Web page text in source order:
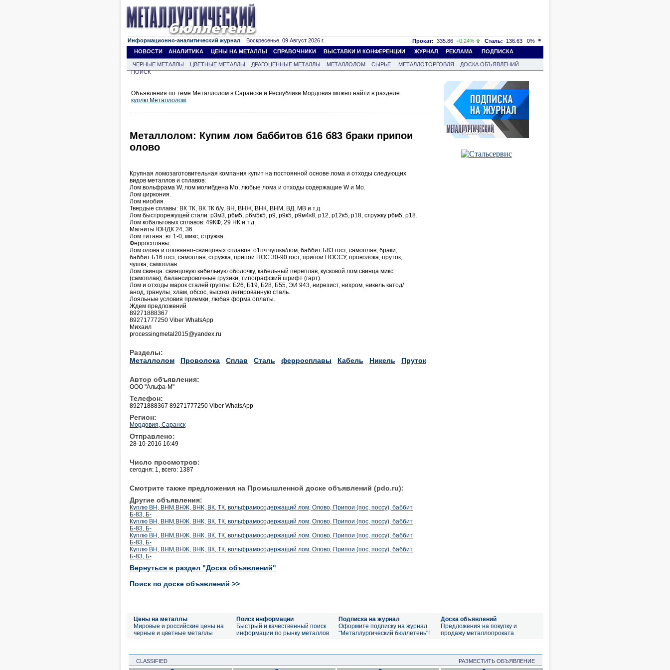
Информационно-аналитический журнал Воскресенье, 09 Август 2026 г. Прокат: 335.86 +0.24% Сталь: 136.63
0%
НОВОСТИ
АНАЛИТИКА ЦЕНЫ НА МЕТАЛЛЫ СПРАВОЧНИКИ ВЫСТАВКИ И КОНФЕРЕНЦИИ ЖУРНАЛ РЕКЛАМА ПОДПИСКА
ЧЕРНЫЕ МЕТАЛЛЫ ЦВЕТНЫЕ МЕТАЛЛЫ ДРАГОЦЕННЫЕ МЕТАЛЛЫ МЕТАЛЛОЛОМ СЫРЬЕ МЕТАЛЛОТОРГОВЛЯ
ДОСКА ОБЪЯВЛЕНИЙ
ПОИСК
Объявления по теме Металлолом в Саранске и Республике Мордовия можно найти в разделе
куплю Металлолом.
Металлолом: Купим лом баббитов б16 б83 браки припои
олово
Крупная ломозаготовительная компания купит на постоянной основе лома и отходы следующих
видов металлов и сплавов:
Лом вольфрама W, лом молибдена Mo, любые лома и отходы содержащие W и Mo.
Лом циркония.
Лом ниобия.
Твердые сплавы: ВК ТК, ВК ТК б/у, ВН, ВНЖ, ВНК, ВНМ, ВД, МВ и т.д.
Лом быстрорежущей стали: р3м3, р6м5, р6м5к5, р9, р9к5, р9м4к8, р12, р12к5, р18, стружку р6м5, р18.
Лом кобальтовых сплавов: 49КФ, 29 НК и т.д.
Магниты ЮНДК 24, 36.
Лом титана: вт 1-0, микс, стружка.
Ферросплавы.
Лом олова и оловянно-свинцовых сплавов: о1пч чушка/лом, баббит Б83 гост, самоплав, браки,
баббит Б16 гост, самоплав, стружка, припои ПОС 30-90 гост, припои ПОССУ, проволока, пруток,
чушка, самоплав
Лом свинца: свинцовую кабельную оболочку, кабельный переплав, кусковой лом свинца микс
(самоплав), балансировочные грузики, типографский шрифт (гарт).
Лом и отходы марок сталей группы: Б26, Б19, Б28, Б55, ЭИ 943, нирезист, нихром, никель катод/
анод, гранулы, хлам, обсос, высоко легированную сталь.
Лояльные условия приемки, любая форма оплаты.
Ждем предложений
89271888367
89271777250 Viber WhatsApp
Михаил
processingmetal2015@yandex.ru
Разделы:
Металлолом
Проволока Сплав Сталь ферросплавы Кабель Никель Пруток
Автор объявления:
ООО "Альфа-М"
Телефон:
89271888367 89271777250 Viber WhatsApp
Регион:
Мордовия, Саранск
Отправлено:
28-10-2016 16:49
Число просмотров:
сегодня: 1, всего: 1387
Смотрите также предложения на Промышленной доске объявлений (pdo.ru):
Другие объявления:
Куплю ВН, ВНМ,ВНЖ, ВНК, ВК, ТК, вольфрамосодержащий лом, Олово, Припои (пос, поссу), баббит
Б-83, Б-
Куплю ВН, ВНМ,ВНЖ, ВНК, ВК, ТК, вольфрамосодержащий лом, Олово, Припои (пос, поссу), баббит
Б-83, Б-
Куплю ВН, ВНМ,ВНЖ, ВНК, ВК, ТК, вольфрамосодержащий лом, Олово, Припои (пос, поссу), баббит
Б-83, Б-
Куплю ВН, ВНМ,ВНЖ, ВНК, ВК, ТК, вольфрамосодержащий лом, Олово, Припои (пос, поссу), баббит
Б-83, Б-
Вернуться в раздел "Доска объявлений"
Поиск по доске объявлений >>
Цены на металлы
Мировые и российские цены на
черные и цветные металлы
Поиск информации
Быстрый и качественный поиск
информации по рынку металлов
Подписка на журнал
Оформите подписку на журнал
"Металлургический бюллетень"!
Доска объявлений
Предложения на покупку и
продажу металлопроката
CLASSIFIED РАЗМЕСТИТЬ ОБЪЯВЛЕНИЕ